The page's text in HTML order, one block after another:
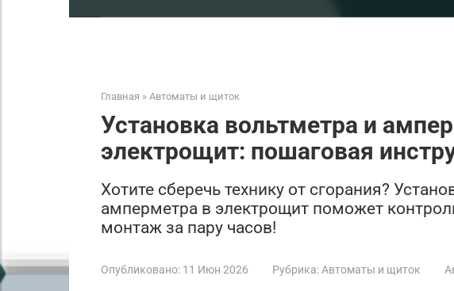
Главная » Автоматы и щиток
Установка вольтметра и
электрощит: пошаговая
Хотите сберечь технику от сгорания?
амперметра в электрощит поможет
монтаж за пару часов!
Опубликовано: 11 Июн 2026 Рубрика: Автоматы и щиток